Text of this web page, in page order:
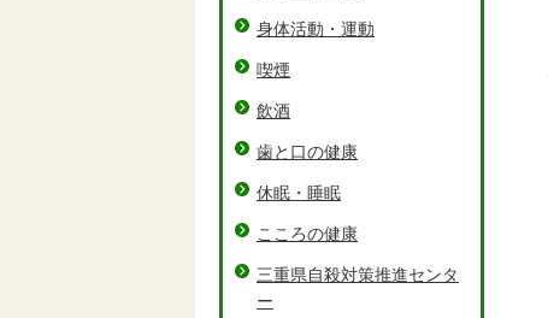
身体活動・運動
喫煙
飲酒
歯と口の健康
休眠・睡眠
こころの健康
三重県自殺対策推進センタ
ー